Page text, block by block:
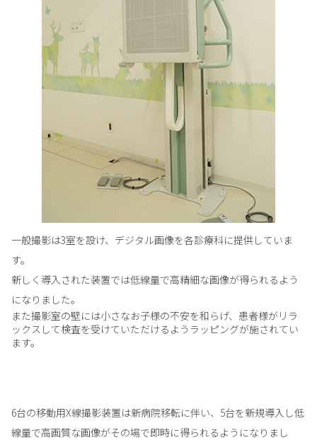
一般撮影は3室を設け、デジタル画像を各診療科に提供していま
す。
新しく導入された装置では低線量で高精細な画像が得られるよう
になりました。
また撮影室の壁には小さなお子様の不安を和らげ、患者様がリラ
ックスして検査を受けていただけるようラッピングが施されてい
ます。
6台の移動用X線撮影装置は新病院移転に伴い、5台を新規導入し低
線量で高画質な画像がその場で即時に得られるようになりまし